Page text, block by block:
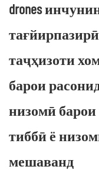
drones
таҷҳизоти
барои
низомӣ
тиббӣ ё
мешаванд